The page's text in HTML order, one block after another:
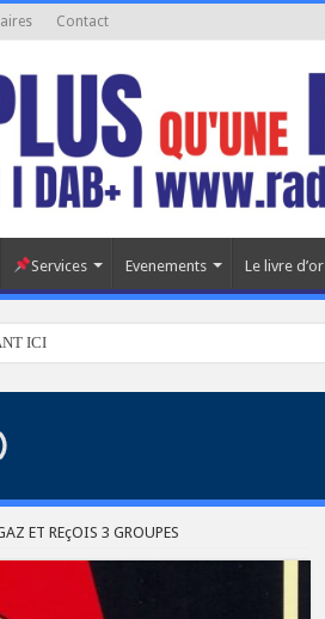
Contact
Services Evenements Le livre d’or
ICI
ET REçOIS 3 GROUPES